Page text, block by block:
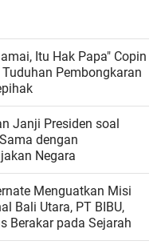
Itu Hak Papa" Copin
Pembongkaran
Janji Presiden soal
dengan
Negara
Menguatkan Misi
Bali Utara, PT BIBU,
Berakar pada Sejarah